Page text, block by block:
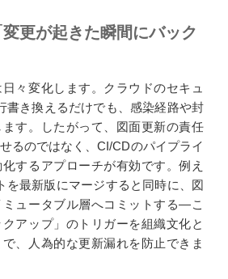
更が起きた瞬間にバック
々変化します。クラウドのセキュ
書き換えるだけでも、感染経路や封
す。したがって、図面更新の責任
るのではなく、CI/CDのパイプライ
するアプローチが有効です。例え
を最新版にマージすると同時に、図
ュータブル層へコミットする―こ
アップ」のトリガーを組織文化と
、人為的な更新漏れを防止できま